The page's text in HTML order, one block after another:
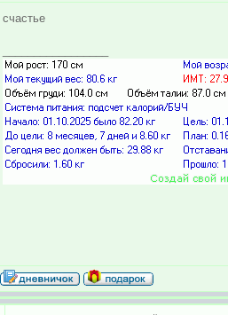
счастье